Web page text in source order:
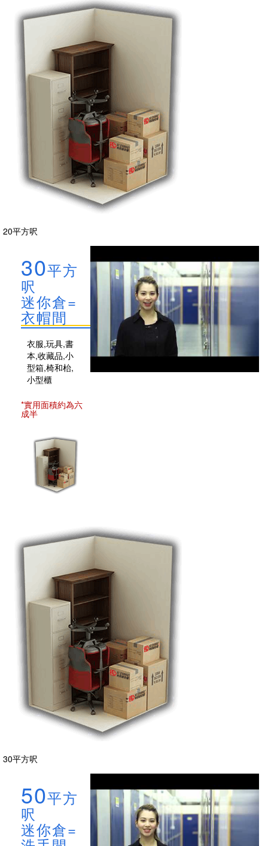
20平方呎
30平方
呎
迷你倉=
衣帽間
衣服,玩具,書
本,收藏品,小
型箱,椅和枱,
小型櫃
*實用面積約為六
成半
30平方呎
50平方
呎
迷你倉=